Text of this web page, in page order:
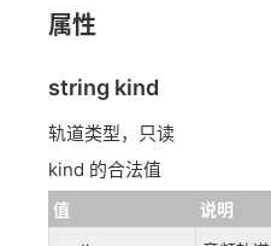
属性
string kind
轨道类型，只读
kind 的合法值
值 说明